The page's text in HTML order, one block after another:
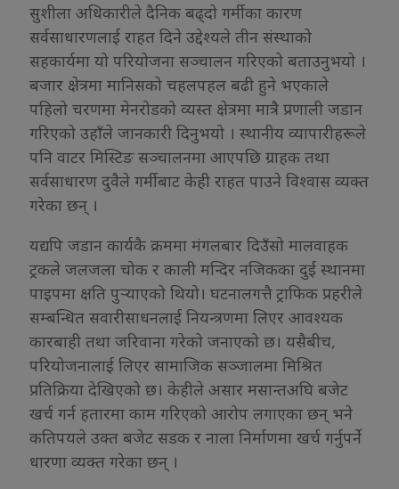
सुशीला अधिकारीले दैनिक बढ्दो गर्मीका कारण
सर्वसाधारणलाई राहत दिने उद्देश्यले तीन संस्थाको
सहकार्यमा यो परियोजना सञ्चालन गरिएको बताउनुभयो ।
बजार क्षेत्रमा मानिसको चहलपहल बढी हुने भएकाले
पहिलो चरणमा मेनरोडको व्यस्त क्षेत्रमा मात्रै प्रणाली जडान
गरिएको उहाँले जानकारी दिनुभयो । स्थानीय व्यापारीहरूले
पनि वाटर मिस्टिङ सञ्चालनमा आएपछि ग्राहक तथा
सर्वसाधारण दुवैले गर्मीबाट केही राहत पाउने विश्वास व्यक्त
गरेका छन् ।
यद्यपि जडान कार्यकै क्रममा मंगलबार दिउँसो मालवाहक
ट्रकले जलजला चोक र काली मन्दिर नजिकका दुई स्थानमा
पाइपमा क्षति पुर्‍याएको थियो। घटनालगत्तै ट्राफिक प्रहरीले
सम्बन्धित सवारीसाधनलाई नियन्त्रणमा लिएर आवश्यक
कारबाही तथा जरिवाना गरेको जनाएको छ। यसैबीच,
परियोजनालाई लिएर सामाजिक सञ्जालमा मिश्रित
प्रतिक्रिया देखिएको छ। केहीले असार मसान्तअघि बजेट
खर्च गर्न हतारमा काम गरिएको आरोप लगाएका छन् भने
कतिपयले उक्त बजेट सडक र नाला निर्माणमा खर्च गर्नुपर्ने
धारणा व्यक्त गरेका छन् ।